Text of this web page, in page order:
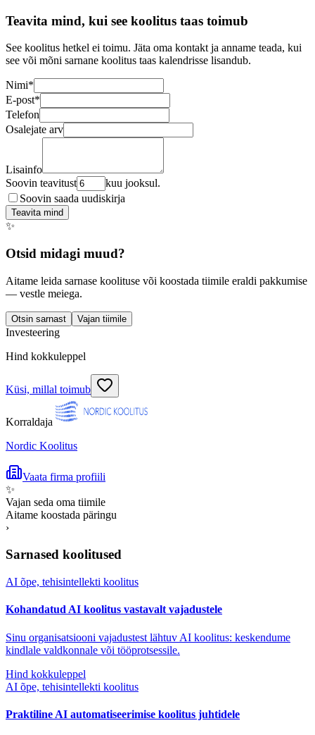
Teavita mind, kui see koolitus taas toimub
See koolitus hetkel ei toimu. Jäta oma kontakt ja anname teada, kui
see või mõni sarnane koolitus taas kalendrisse lisandub.
Nimi*
E-post*
Telefon
Osalejate arv
Lisainfo
Soovin teavitust
kuu jooksul.
Soovin saada uudiskirja
Teavita mind
✨
Otsid midagi muud?
Aitame leida sarnase koolituse või koostada tiimile eraldi pakkumise
— vestle meiega.
Otsin sarnast Vajan tiimile
Investeering
Hind kokkuleppel
Küsi, millal toimub
Korraldaja
Nordic Koolitus
Vaata firma profiili
✨
Vajan seda oma tiimile
Aitame koostada päringu
›
Sarnased koolitused
AI õpe, tehisintellekti koolitus
Kohandatud AI koolitus vastavalt vajadustele
Sinu organisatsiooni vajadustest lähtuv AI koolitus: keskendume
kindlale valdkonnale või tööprotsessile.
Hind kokkuleppel
AI õpe, tehisintellekti koolitus
Praktiline AI automatiseerimise koolitus juhtidele